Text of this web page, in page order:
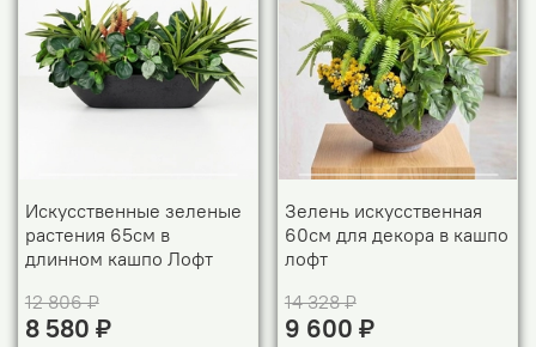
Искусственные зеленые
растения 65см в
длинном кашпо Лофт
12 806 ₽
8 580 ₽
Зелень искусственная
60см для декора в кашпо
лофт
14 328 ₽
9 600 ₽